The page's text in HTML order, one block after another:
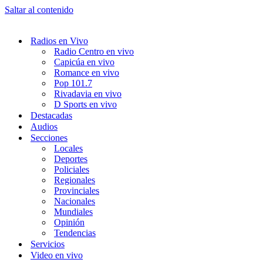
Saltar al contenido
Radios en Vivo
Radio Centro en vivo
Capicúa en vivo
Romance en vivo
Pop 101.7
Rivadavia en vivo
D Sports en vivo
Destacadas
Audios
Secciones
Locales
Deportes
Policiales
Regionales
Provinciales
Nacionales
Mundiales
Opinión
Tendencias
Servicios
Video en vivo